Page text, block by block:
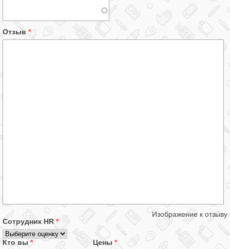
Отзыв *
Изображение к отзыву
Сотрудник HR*
Кто вы* Цены *